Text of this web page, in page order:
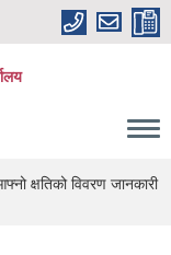
क्षतिको विवरण जानकारी